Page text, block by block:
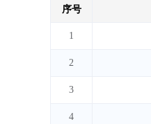
序号
1
2
3
4